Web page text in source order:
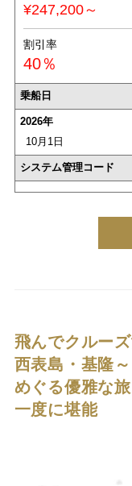
¥247,200～
割引率
40％
乗船日
2026年
10月1日
システム管理コード
飛んでクルー
西表島・基隆
めぐる優雅な
一度に堪能